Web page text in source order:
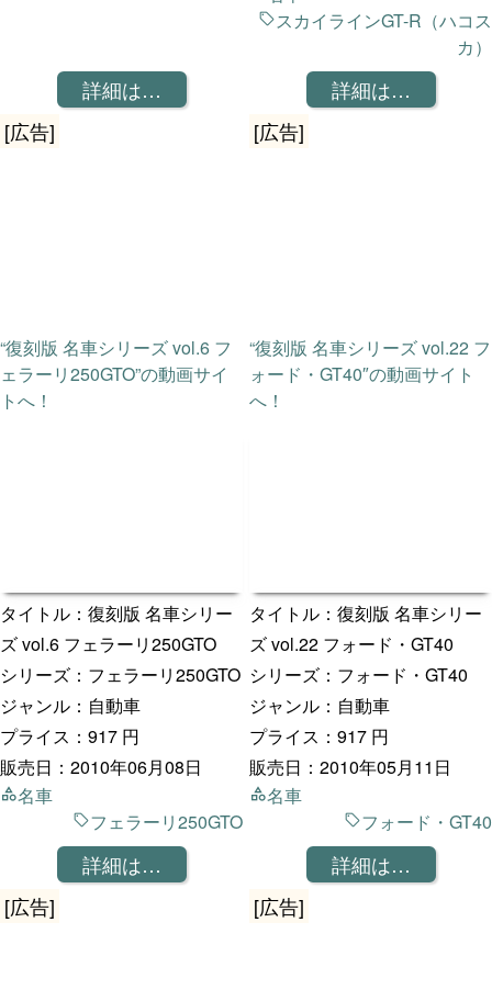
詳細は…
スカイラインGT-R（ハコス
カ）
詳細は…
[広告]
“復刻版 名車シリーズ vol.6 フ
ェラーリ250GTO”の動画サイ
トへ！
タイトル：復刻版 名車シリー
ズ vol.6 フェラーリ250GTO
シリーズ：フェラーリ250GTO
ジャンル：自動車
プライス：917 円
販売日：2010年06月08日
名車
フェラーリ250GTO
詳細は…
[広告]
“復刻版 名車シリーズ vol.22 フ
ォード・GT40″の動画サイト
へ！
タイトル：復刻版 名車シリー
ズ vol.22 フォード・GT40
シリーズ：フォード・GT40
ジャンル：自動車
プライス：917 円
販売日：2010年05月11日
名車
フォード・GT40
詳細は…
[広告]
[広告]